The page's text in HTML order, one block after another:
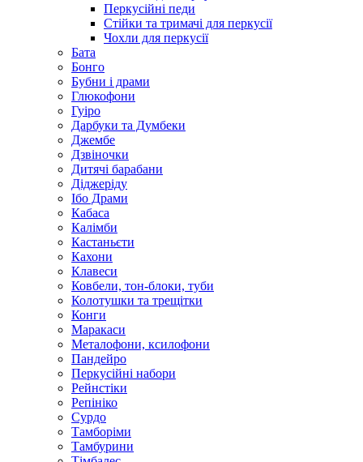
Перкусійні педи
Стійки та тримачі для перкусії
Чохли для перкусії
Бата
Бонго
Бубни і драми
Глюкофони
Гуіро
Дарбуки та Думбеки
Джембе
Дзвіночки
Дитячі барабани
Діджеріду
Ібо Драми
Кабаса
Калімби
Кастаньєти
Кахони
Клавеси
Ковбели, тон-блоки, туби
Колотушки та трещітки
Конги
Маракаси
Металофони, ксилофони
Пандейро
Перкусійні набори
Рейнстіки
Репініко
Сурдо
Тамборіми
Тамбурини